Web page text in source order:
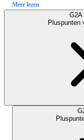
Meer lezen
G2A
Pluspunten